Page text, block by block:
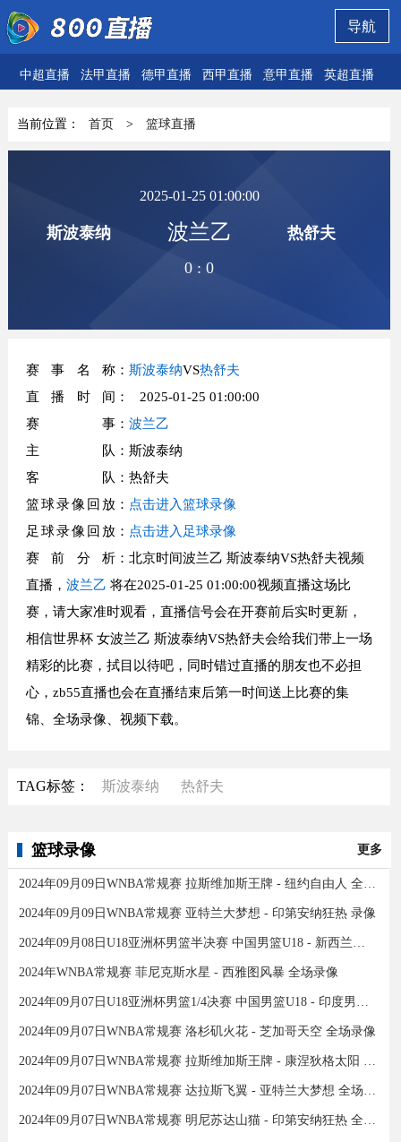
导航
中超直播 法甲直播 德甲直播 西甲直播 意甲直播 英超直播
当前位置： 首页 > 篮球直播
斯波泰纳
2025-01-25 01:00:00
波兰乙
0 :0
热舒夫
赛事名称： 斯波泰纳VS热舒夫
直播时间 ： 2025-01-25 01:00:00
赛事： 波兰乙
主队 ：斯波泰纳
客队 ：热舒夫
篮球录像回放： 点击进入篮球录像
足球录像回放： 点击进入足球录像
赛前分析：北京时间波兰乙 斯波泰纳VS热舒夫视频
直播， 波兰乙 将在2025-01-25 01:00:00视频直播这场比
赛，请大家准时观看，直播信号会在开赛前后实时更新，
相信世界杯 女波兰乙 斯波泰纳VS热舒夫会给我们带上一场
精彩的比赛，拭目以待吧，同时错过直播的朋友也不必担
心，zb55直播也会在直播结束后第一时间送上比赛的集
锦、全场录像、视频下载。
TAG标签： 斯波泰纳 热舒夫
篮球录像 更多
2024年09月09日WNBA常规赛 拉斯维加斯王牌 - 纽约自由人 全场录像
2024年09月09日WNBA常规赛 亚特兰大梦想 - 印第安纳狂热 录像
2024年09月08日U18亚洲杯男篮半决赛 中国男篮U18 - 新西兰男篮U18 录像
2024年WNBA常规赛 菲尼克斯水星 - 西雅图风暴 全场录像
2024年09月07日U18亚洲杯男篮1/4决赛 中国男篮U18 - 印度男篮U18 录像
2024年09月07日WNBA常规赛 洛杉矶火花 - 芝加哥天空 全场录像
2024年09月07日WNBA常规赛 拉斯维加斯王牌 - 康涅狄格太阳 全场录像
2024年09月07日WNBA常规赛 达拉斯飞翼 - 亚特兰大梦想 全场录像
2024年09月07日WNBA常规赛 明尼苏达山猫 - 印第安纳狂热 全场录像